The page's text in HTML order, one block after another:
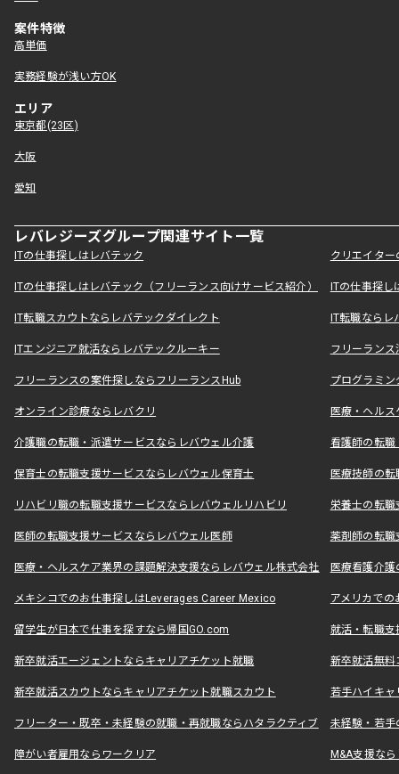
案件特徴
高単価
実務経験が浅い方OK
エリア
東京都(23区)
大阪
愛知
レバレジーズグループ関連サイト一覧
ITの仕事探しはレバテック クリエイタ
ITの仕事探しはレバテック（フリーランス向けサービス紹介） ITの仕事探
IT転職スカウトならレバテックダイレクト IT転職なら
ITエンジニア就活ならレバテックルーキー フリーラン
フリーランスの案件探しならフリーランスHub プログラミ
オンライン診療ならレバクリ 医療・ヘル
介護職の転職・派遣サービスならレバウェル介護 看護師の転
保育士の転職支援サービスならレバウェル保育士 医療技師の
リハビリ職の転職支援サービスならレバウェルリハビリ 栄養士の転
医師の転職支援サービスならレバウェル医師 薬剤師の転
医療・ヘルスケア業界の課題解決支援ならレバウェル株式会社 医療看護介
メキシコでのお仕事探しはLeverages Career Mexico アメリカで
留学生が日本で仕事を探すなら帰国GO.com 就活・転職
新卒就活エージェントならキャリアチケット就職 新卒就活無料
新卒就活スカウトならキャリアチケット就職スカウト 若手ハイキ
フリーター・既卒・未経験の就職・再就職ならハタラクティブ 未経験・若手
障がい者雇用ならワークリア M&A支援な